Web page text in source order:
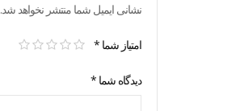
نشانی ایمیل شما منتشر نخواهد شد.
امتیاز شما *
دیدگاه شما *